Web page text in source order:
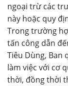
ngoại trừ các
này hoặc quy
Trong trường
tấn công dẫn
Tiêu Dùng, Ban
làm việc với cơ
thời, đồng thời